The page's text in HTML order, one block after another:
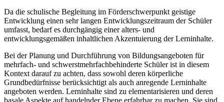
Da die schulische Begleitung im Förderschwerpunkt geistige
Entwicklung einen sehr langen Entwicklungszeitraum der Schüler
umfasst, bedarf es durchgängig einer alters- und
entwicklungsgemäßen inhaltlichen Akzentuierung der Lerninhalte.
Bei der Planung und Durchführung von Bildungsangeboten für
mehrfach- und schwerstmehrfachbehinderte Schüler ist in diesem
Kontext darauf zu achten, dass sowohl deren körperliche
Grundbedürfnisse berücksichtigt als auch anregende Lerninhalte
angeboten werden. Lerninhalte sind zu elementarisieren und deren